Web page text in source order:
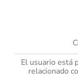
El usuario está
relacionado